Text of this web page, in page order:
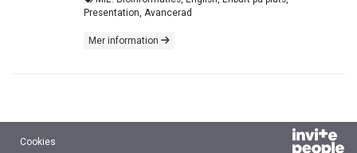
Presentation, Avancerad
Mer information
Cookies